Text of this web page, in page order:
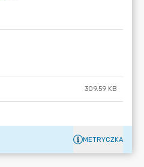
309.59 KB
METRYCZKA